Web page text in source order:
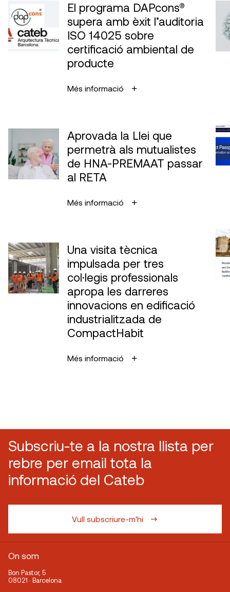
El programa DAPcons®
supera amb èxit l’auditoria
ISO 14025 sobre
certificació ambiental de
producte
Més informació
Aprovada la Llei que
permetrà als mutualistes
de HNA-PREMAAT passar
al RETA
Més informació
Una visita tècnica
impulsada per tres
col·legis professionals
apropa les darreres
innovacions en edificació
industrialitzada de
CompactHabit
Més informació
Subscriu-te a la nostra llista per
rebre per email tota la
informació del Cateb
Vull subscriure-m'hi
On som
Bon Pastor, 5
08021 · Barcelona